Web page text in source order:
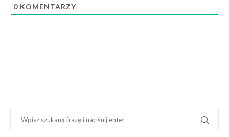
0 KOMENTARZY